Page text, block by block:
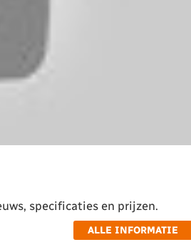
specificaties en prijzen.
ALLE INFORMATIE